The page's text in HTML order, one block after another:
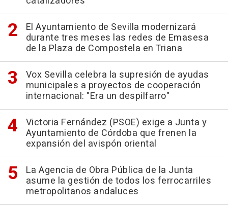
El Ayuntamiento de Sevilla modernizará
durante tres meses las redes de Emasesa
de la Plaza de Compostela en Triana
Vox Sevilla celebra la supresión de ayudas
municipales a proyectos de cooperación
internacional: "Era un despilfarro"
Victoria Fernández (PSOE) exige a Junta y
Ayuntamiento de Córdoba que frenen la
expansión del avispón oriental
La Agencia de Obra Pública de la Junta
asume la gestión de todos los ferrocarriles
metropolitanos andaluces